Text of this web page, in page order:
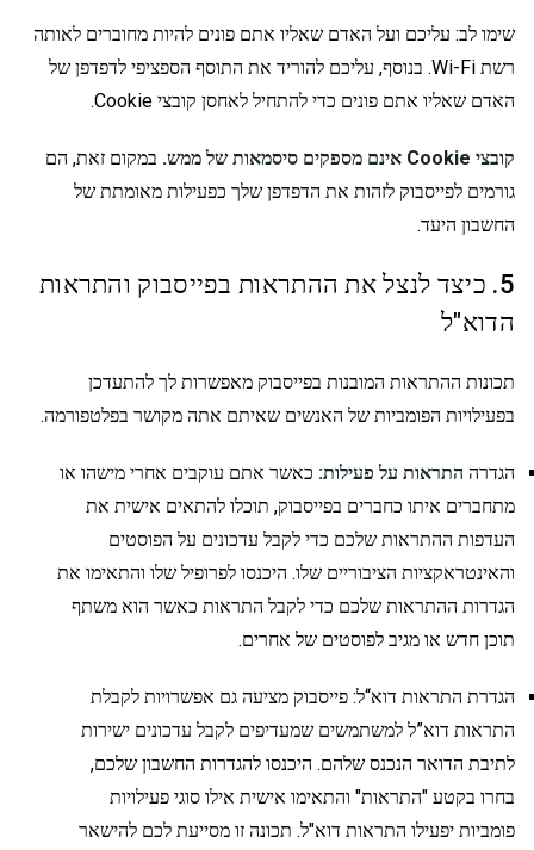
שימו לב: עליכם ועל האדם שאליו אתם פונים להיות מחוברים לאותה
רשת Wi-Fi. בנוסף, עליכם להוריד את התוסף הספציפי לדפדפן של
האדם שאליו אתם פונים כדי להתחיל לאחסן קובצי Cookie.
קובצי Cookie אינם מספקים סיסמאות של ממש.
במקום זאת, הם
גורמים לפייסבוק לזהות את הדפדפן שלך כפעילות מאומתת של
החשבון היעד.
5. כיצד לנצל את ההתראות בפייסבוק והתראות
הדוא"ל
תכונות ההתראות המובנות בפייסבוק מאפשרות לך להתעדכן
בפעילויות הפומביות של האנשים שאיתם אתה מקושר בפלטפורמה.
הגדרה התראות על פעילות: כאשר אתם עוקבים אחרי מישהו או
מתחברים איתו כחברים בפייסבוק, תוכלו להתאים אישית את
העדפות ההתראות שלכם כדי לקבל עדכונים על הפוסטים
והאינטראקציות הציבוריים שלו. היכנסו לפרופיל שלו והתאימו את
הגדרות ההתראות שלכם כדי לקבל התראות כאשר הוא משתף
תוכן חדש או מגיב לפוסטים של אחרים.
הגדרת התראות דוא“ל: פייסבוק מציעה גם אפשרויות לקבלת
התראות דוא”ל למשתמשים שמעדיפים לקבל עדכונים ישירות
לתיבת הדואר הנכנס שלהם. היכנסו להגדרות החשבון שלכם,
בחרו בקטע "התראות" והתאימו אישית אילו סוגי פעילויות
פומביות יפעילו התראות דוא"ל. תכונה זו מסייעת לכם להישאר